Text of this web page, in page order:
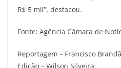
R$ 5 mil”, destacou.
Fonte: Agência Câmara de
Reportagem – Francisco
Edição – Wilson Silveira